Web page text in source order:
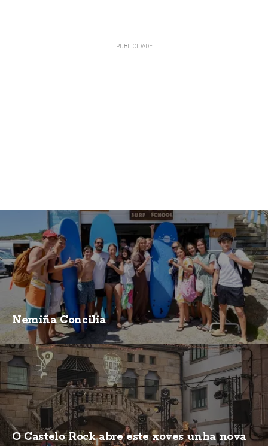
Nemiña Concilia
O Castelo Rock abre este xoves unha nova